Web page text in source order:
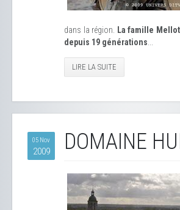
dans la région.
La famille
depuis 19 générations
LIRE LA SUITE
05 Nov
2009 DOMAINE